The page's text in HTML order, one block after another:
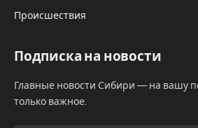
Происшествия
Подписка на новости
Главные новости Сибири — на вашу
только важное.